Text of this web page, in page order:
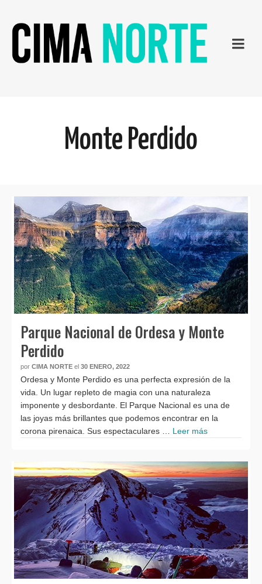
Monte Perdido
Parque Nacional de Ordesa y Monte
Perdido
por CIMA NORTE el 30 ENERO, 2022
Ordesa y Monte Perdido es una perfecta expresión de la
vida. Un lugar repleto de magia con una naturaleza
imponente y desbordante. El Parque Nacional es una de
las joyas más brillantes que podemos encontrar en la
corona pirenaica. Sus espectaculares … Leer más